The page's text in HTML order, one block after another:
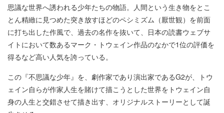
思議な世界へ誘われる少年たちの物語。人間という生き物をとこ
とん精緻に見つめた突き放すほどのペシミズム（厭世観）を前面
に打ち出した作風で、過去の名作を抜いて、日本の読書ウェブサ
イトにおいて数あるマーク・トウェイン作品のなかで1位の評価を
得るなど高い人気を誇っている。
この『不思議な少年』を、劇作家であり演出家であるG2が、トウ
ェイン自らが作家人生を賭けて描こうとした世界をトウェイン自
身の人生と交錯させて描き出す、オリジナルストーリーとして誕